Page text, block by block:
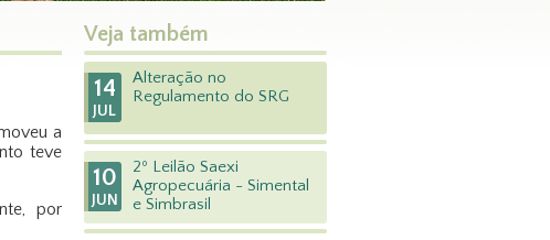
a
teve
por
Veja também
Alteração no
Regulamento do SRG
14
JUL
2º Leilão Saexi
Agropecuária - Simental
e Simbrasil
10
JUN